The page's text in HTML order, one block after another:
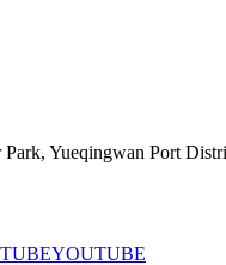
Yueqingwan Port
YOUTUBE